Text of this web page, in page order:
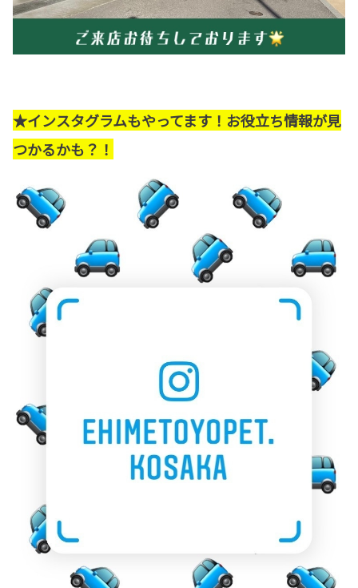
★インスタグラムもやってます！お役立ち情報が見
つかるかも？！